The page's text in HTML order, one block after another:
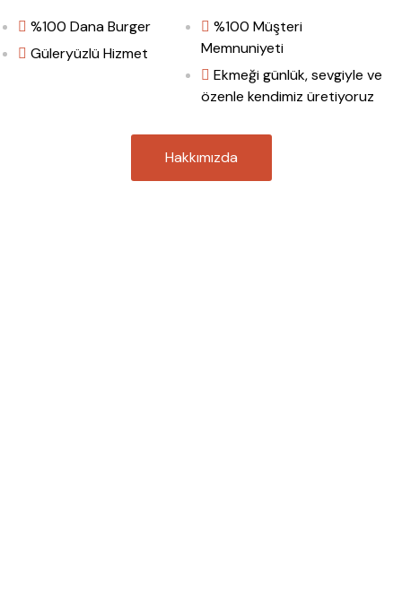
%100 Dana Burger
Güleryüzlü Hizmet
%100 Müşteri
Memnuniyeti
Ekmeği günlük, sevgiyle ve
özenle kendimiz üretiyoruz
Hakkımızda